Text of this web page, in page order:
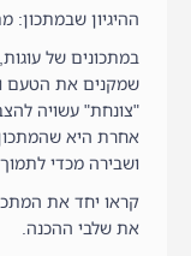
ההיגיון שבמתכון:
במתכונים של עוגות,
שמקנים את הטעם
"צונחת" עשויה
אחרת היא שהמתכון
ושבירה מכדי
קראו יחד את
את שלבי ההכנה.